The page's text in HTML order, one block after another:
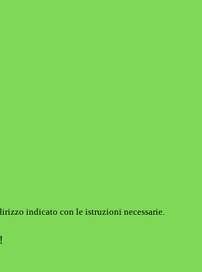
indicato con le istruzioni necessarie.